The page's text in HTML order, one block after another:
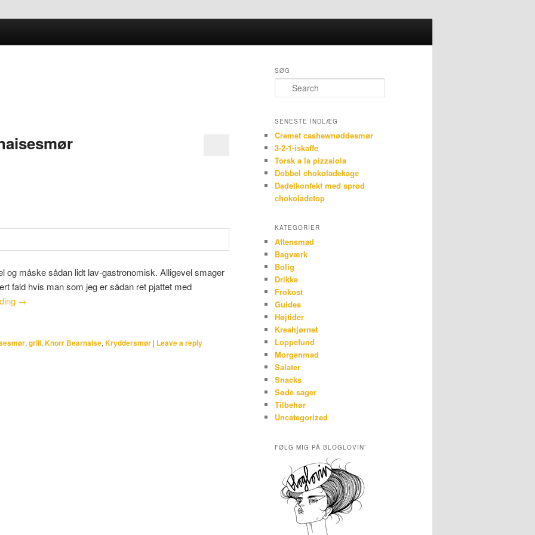
Search
og måske sådan lidt lav-gastronomisk. Alligevel smager
fald hvis man som jeg er sådan ret pjattet med
→
, grill, Knorr Bearnaise, Kryddersmør | Leave a reply
SØG
Search
SENESTE INDLÆG
Cremet cashewnøddesmør
3-2-1-iskaffe
Torsk a la pizzaiola
Dobbel chokoladekage
Dadelkonfekt med sprød
chokoladetop
KATEGORIER
Aftensmad
Bagværk
Bolig
Drikke
Frokost
Guides
Højtider
Kreahjørnet
Loppefund
Morgenmad
Salater
Snacks
Søde sager
Tilbehør
Uncategorized
FØLG MIG PÅ BLOGLOVIN’